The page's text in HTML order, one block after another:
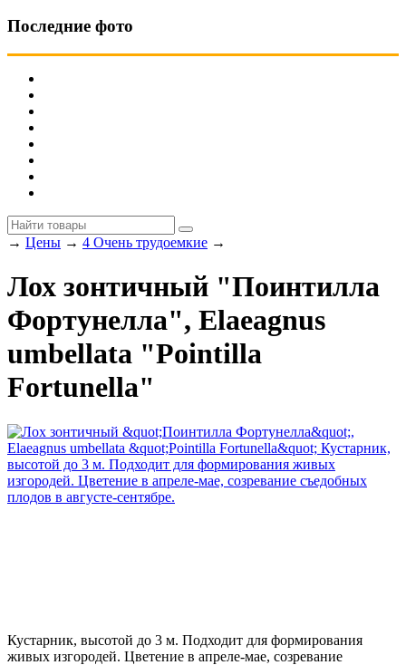
Последние фото
→ Цены → 4 Очень трудоемкие →
Лох зонтичный "Поинтилла
Фортунелла", Elaeagnus
umbellata "Pointilla
Fortunella"
Кустарник, высотой до 3 м. Подходит для формирования
живых изгородей. Цветение в апреле-мае, созревание